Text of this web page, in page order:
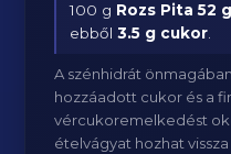
100 g Rozs Pita 52
ebből3.5 g cukor
A szénhidrát
hozzáadott cukor és a
vércukoremelkedést
ételvágyat hozhat